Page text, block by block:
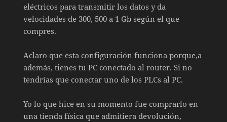
eléctricos para transmitir los datos y da
velocidades de 300, 500 a 1 Gb según el que
compres.
Aclaro que esta configuración funciona porque,a
además, tienes tu PC conectado al router. Si no
tendrías que conectar uno de los PLCs al PC.
Yo lo que hice en su momento fue comprarlo en
una tienda física que admitiera devolución,